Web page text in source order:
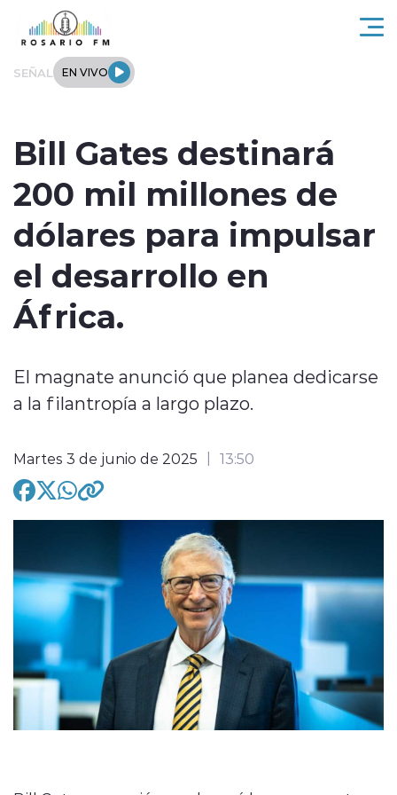
Click acá para ir directamente al contenido
SEÑAL EN VIVO
Tendencias
Internacional
Entrevistas
modo claro
Bill Gates destinará
200 mil millones de
dólares para impulsar
el desarrollo en
África.
El magnate anunció que planea dedicarse
a la filantropía a largo plazo.
Martes 3 de junio de 2025 13:50